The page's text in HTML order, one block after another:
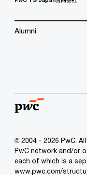
Alumni
© 2004 - 2026 PwC.
PwC network and/or
each of which is a
www.pwc.com/